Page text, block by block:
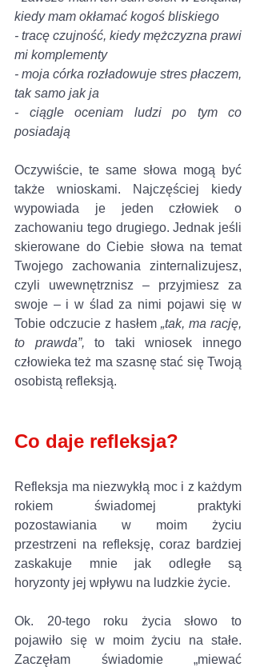
kiedy mam okłamać kogoś bliskiego
- tracę czujność, kiedy mężczyzna prawi
mi komplementy
- moja córka rozładowuje stres płaczem,
tak samo jak ja
- ciągle oceniam ludzi po tym co
posiadają
Oczywiście, te same słowa mogą być
także wnioskami. Najczęściej kiedy
wypowiada je jeden człowiek o
zachowaniu tego drugiego. Jednak jeśli
skierowane do Ciebie słowa na temat
Twojego zachowania zinternalizujesz,
czyli uwewnętrznisz – przyjmiesz za
swoje – i w ślad za nimi pojawi się w
Tobie odczucie z hasłem „tak, ma rację,
to prawda”, to taki wniosek innego
człowieka też ma szasnę stać się Twoją
osobistą refleksją.
Co daje refleksja?
Refleksja ma niezwykłą moc i z każdym
rokiem świadomej praktyki
pozostawiania w moim życiu
przestrzeni na refleksję, coraz bardziej
zaskakuje mnie jak odległe są
horyzonty jej wpływu na ludzkie życie.
Ok. 20-tego roku życia słowo to
pojawiło się w moim życiu na stałe.
Zaczęłam świadomie „miewać